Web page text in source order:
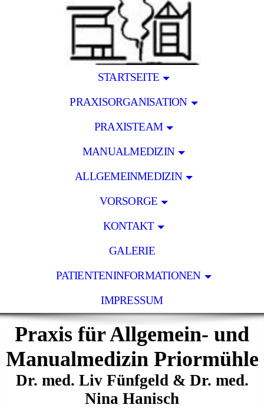
STARTSEITE
PRAXISORGANISATION
PRAXISTEAM
MANUALMEDIZIN
ALLGEMEINMEDIZIN
VORSORGE
KONTAKT
GALERIE
PATIENTENINFORMATIONEN
IMPRESSUM
Praxis für Allgemein- und
Manualmedizin Priormühle
Dr. med. Liv Fünfgeld & Dr. med.
Nina Hanisch